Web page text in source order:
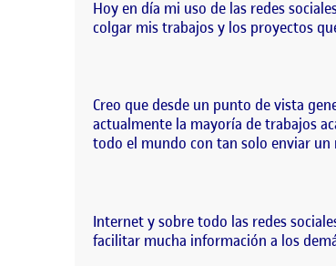
Hoy en día mi uso de las redes
colgar mis trabajos y los proyectos
Creo que desde un punto de vista
actualmente la mayoría de trabajos
todo el mundo con tan solo enviar un
Internet y sobre todo las redes
facilitar mucha información a los